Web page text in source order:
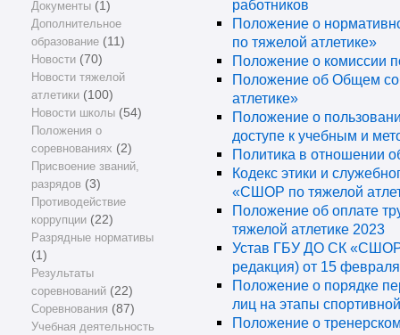
Документы(1)
Дополнительное
образование(11)
Новости(70)
Новости тяжелой
атлетики(100)
Новости школы(54)
Положения о
соревнованиях (2)
Присвоение званий,
разрядов (3)
Противодействие
коррупции(22)
Разрядные нормативы
(1)
Результаты
соревнований(22)
Соревнования (87)
Учебная деятельность
работников
Положение о
по тяжелой атлетике»
Положение о комиссии
Положение об Общем
атлетике»
Положение о
доступе к учебным и
Политика в отношении
Кодекс этики и
«СШОР по тяжелой
Положение об оплате
тяжелой атлетике 2023
Устав ГБУ ДО СК «СШОР
редакция) от 15 февраля
Положение о порядке
лиц на этапы
Положение о